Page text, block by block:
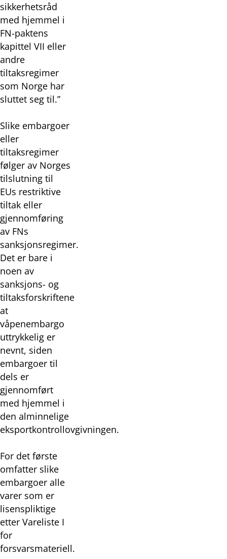
sikkerhetsråd
med hjemmel i
FN-paktens
kapittel VII eller
andre
tiltaksregimer
som Norge har
sluttet seg til.”
Slike embargoer
eller
tiltaksregimer
følger av Norges
tilslutning til
EUs restriktive
tiltak eller
gjennomføring
av FNs
sanksjonsregimer.
Det er bare i
noen av
sanksjons- og
tiltaksforskriftene
at
våpenembargo
uttrykkelig er
nevnt, siden
embargoer til
dels er
gjennomført
med hjemmel i
den alminnelige
eksportkontrollovgivningen.
For det første
omfatter slike
embargoer alle
varer som er
lisenspliktige
etter Vareliste I
for
forsvarsmateriell.